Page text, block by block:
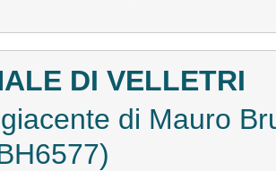
DI VELLETRI
di Mauro